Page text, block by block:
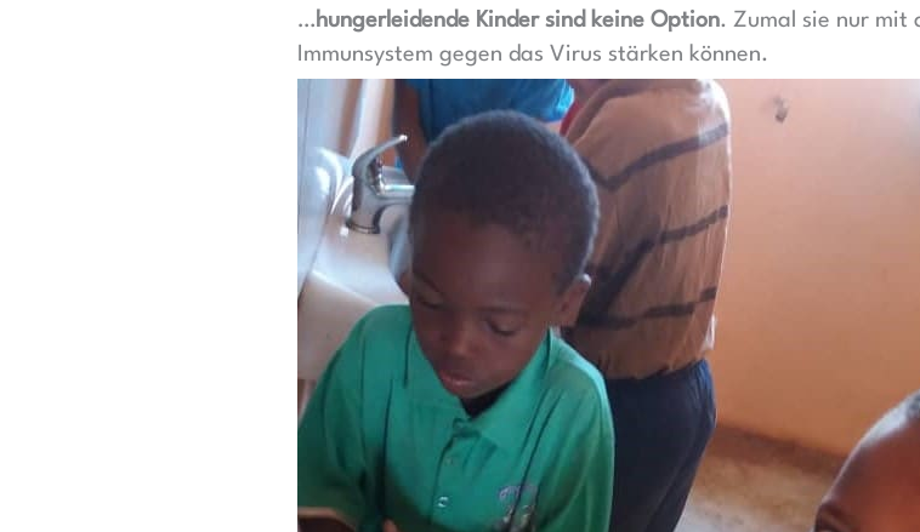
… hungerleidende Kinder sind keine Option. Zumal sie nur mit
Immunsystem gegen das Virus stärken können.